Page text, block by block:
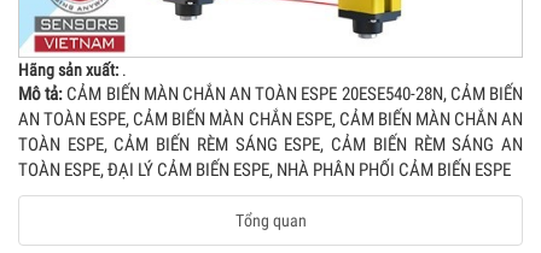
Hãng sản xuất: .
Mô tả: CẢM BIẾN MÀN CHẮN AN TOÀN ESPE 20ESE540-28N, CẢM BIẾN
AN TOÀN ESPE, CẢM BIẾN MÀN CHẮN ESPE, CẢM BIẾN MÀN CHẮN AN
TOÀN ESPE, CẢM BIẾN RÈM SÁNG ESPE, CẢM BIẾN RÈM SÁNG AN
TOÀN ESPE, ĐẠI LÝ CẢM BIẾN ESPE, NHÀ PHÂN PHỐI CẢM BIẾN ESPE
Tổng quan